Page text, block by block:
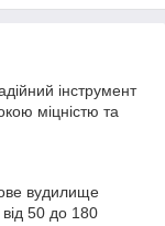
інструмент
міцністю та
вудилище
50 до 180